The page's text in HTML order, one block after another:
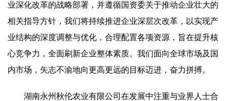
业深化改革的战略部署，并遵循国资委关于推动企业壮大的
相关指导方针，我们将持续推进企业深层次改革，以实现产
业结构的深度调整与优化，合理配置各项资源，旨在提升核
心竞争力，全面刷新企业整体素质。我们面向全球市场及国
内市场，矢志不渝地向更高更远的目标迈进，奋力拼搏。
湖南永州秋伦农业有限公司在发展中注重与业界人士合